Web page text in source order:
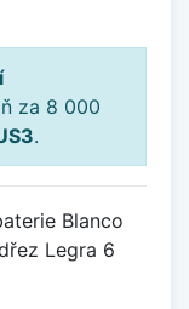
za 8 000
.
Blanco
Legra 6